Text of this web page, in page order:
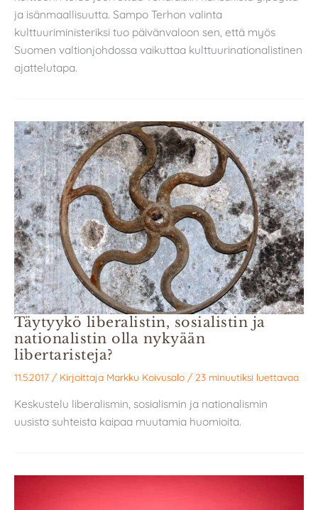
ja isänmaallisuutta. Sampo Terhon valinta
kulttuuriministeriksi tuo päivänvaloon sen, että myös
Suomen valtionjohdossa vaikuttaa kulttuurinationalistinen
ajattelutapa.
Täytyykö liberalistin, sosialistin ja
nationalistin olla nykyään
libertaristeja?
11.5.2017 / Kirjoittaja Markku Koivusalo / 23 minuutiksi luettavaa
Keskustelu liberalismin, sosialismin ja nationalismin
uusista suhteista kaipaa muutamia huomioita.